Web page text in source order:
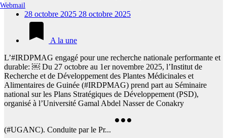
Webmail
28 octobre 2025 28 octobre 2025
A la une
L’#IRDPMAG engagé pour une recherche nationale performante et
durable: ￼ Du 27 octobre au 1er novembre 2025, l’Institut de
Recherche et de Développement des Plantes Médicinales et
Alimentaires de Guinée (#IRDPMAG) prend part au Séminaire
national sur les Plans Stratégiques de Développement (PSD),
organisé à l’Université Gamal Abdel Nasser de Conakry
(#UGANC). Conduite par le Pr...